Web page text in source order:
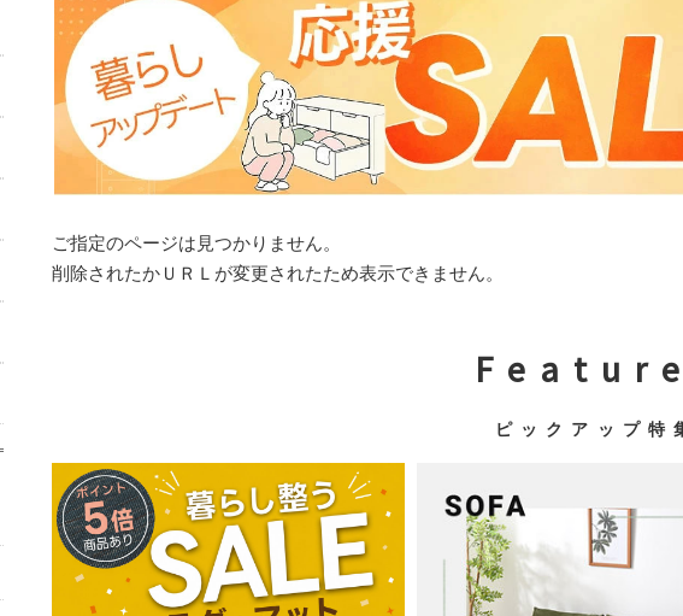
ご指定のページは見つかりません。
削除されたかＵＲＬが変更されたため表示できません。
F e a t u r
ピ ッ ク ア ッ プ 特